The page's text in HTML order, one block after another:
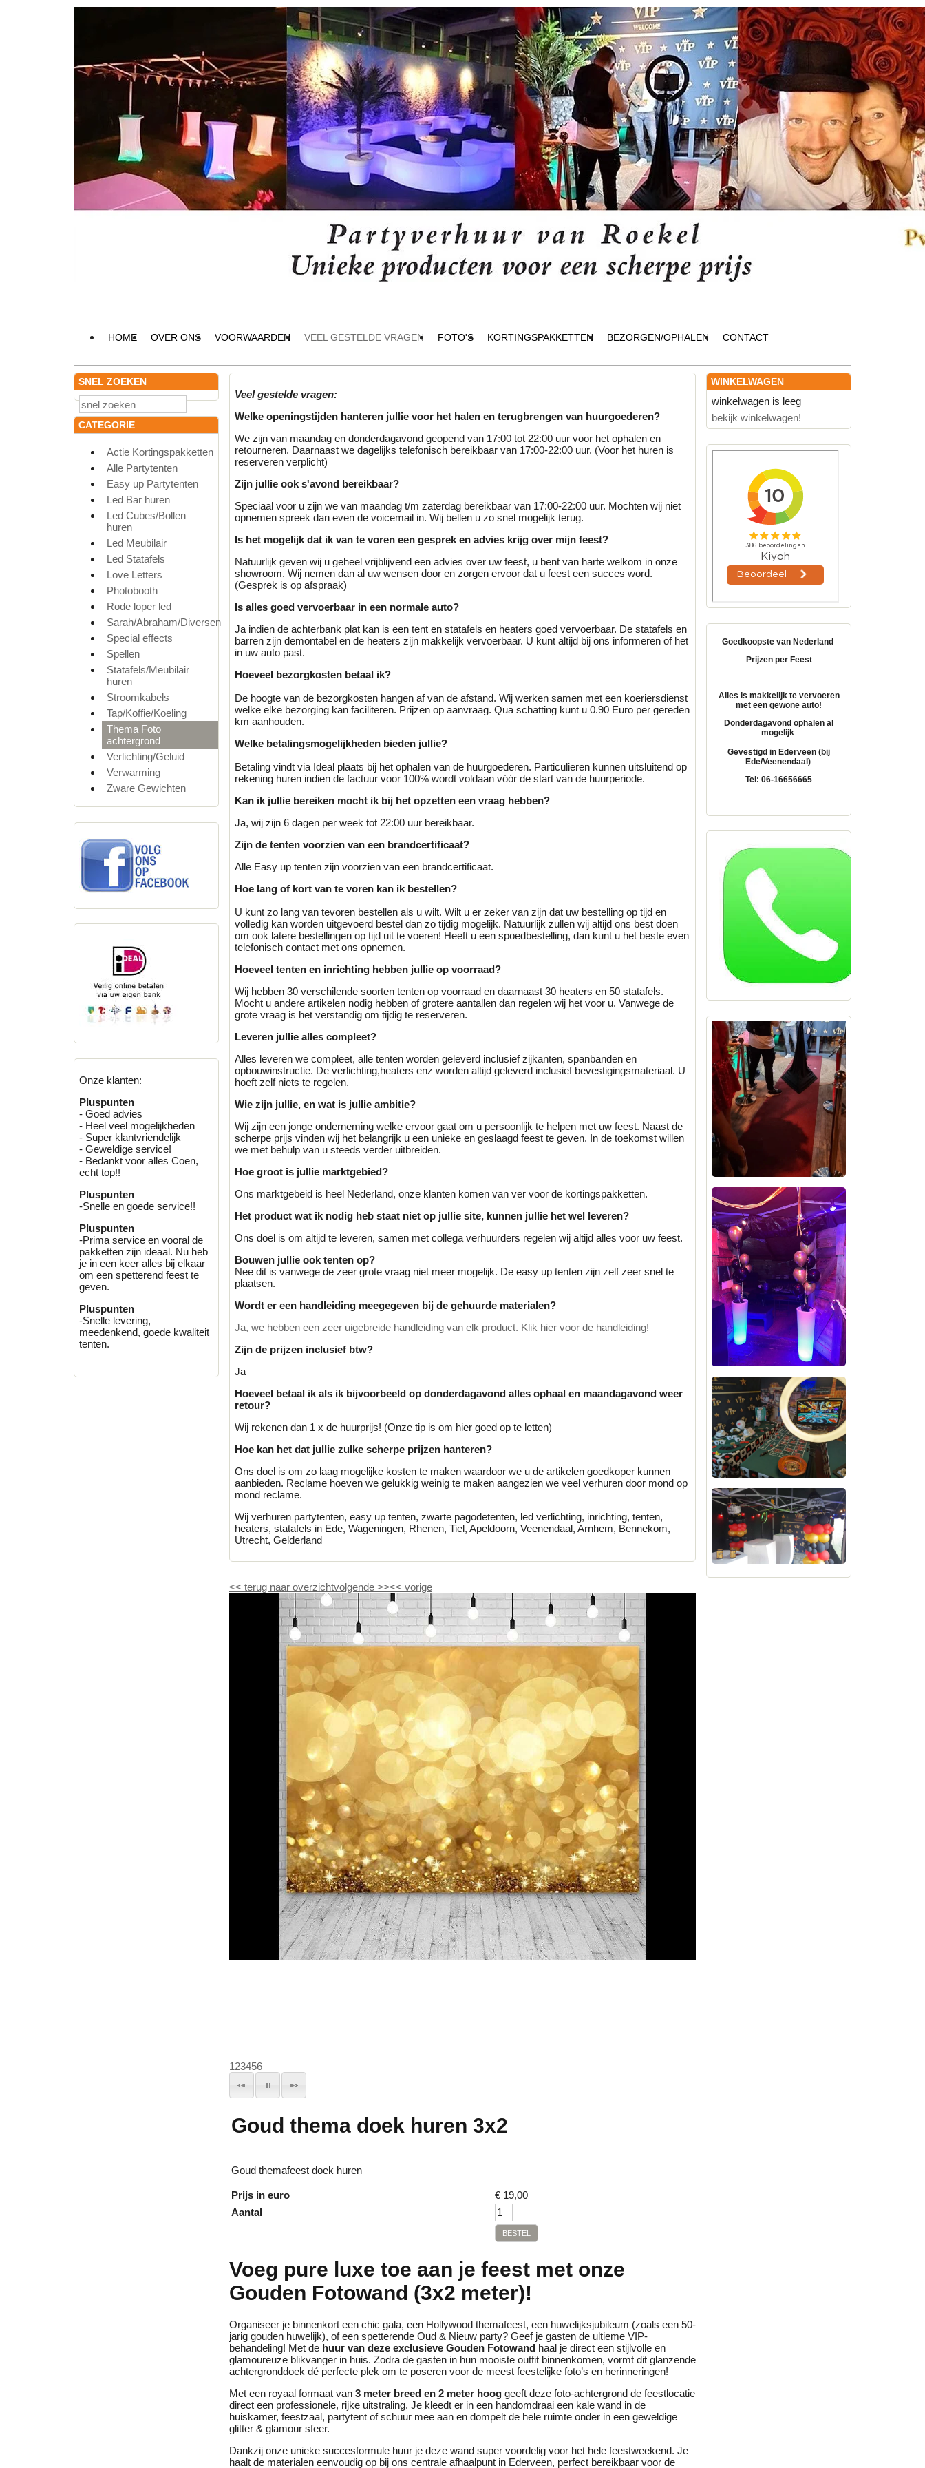
HOME OVER ONS VOORWAARDEN VEEL GESTELDE VRAGEN FOTO'S KORTINGSPAKKETTEN BEZORGEN/OPHALEN CONTACT
SNEL ZOEKEN
CATEGORIE
Actie Kortingspakketten
Alle Partytenten
Easy up Partytenten
Led Bar huren
Led Cubes/Bollen
huren
Led Meubilair
Led Statafels
Love Letters
Photobooth
Rode loper led
Sarah/Abraham/Diversen
Special effects
Spellen
Statafels/Meubilair
huren
Stroomkabels
Tap/Koffie/Koeling
Thema Foto
achtergrond
Verlichting/Geluid
Verwarming
Zware Gewichten
Onze klanten:
Pluspunten
- Goed advies
- Heel veel mogelijkheden
- Super klantvriendelijk
- Geweldige service!
- Bedankt voor alles Coen,
echt top!!
Pluspunten
-Snelle en goede service!!
Pluspunten
-Prima service en vooral de
pakketten zijn ideaal. Nu heb
je in een keer alles bij elkaar
om een spetterend feest te
geven.
Pluspunten
-Snelle levering,
meedenkend, goede kwaliteit
tenten.
Veel gestelde vragen:
Welke openingstijden hanteren jullie voor het halen en terugbrengen van huurgoederen?
We zijn van maandag en donderdagavond geopend van 17:00 tot 22:00 uur voor het ophalen en
retourneren. Daarnaast we dagelijks telefonisch bereikbaar van 17:00-22:00 uur. (Voor het huren is
reserveren verplicht)
Zijn jullie ook s'avond bereikbaar?
Speciaal voor u zijn we van maandag t/m zaterdag bereikbaar van 17:00-22:00 uur. Mochten wij niet
opnemen spreek dan even de voicemail in. Wij bellen u zo snel mogelijk terug.
Is het mogelijk dat ik van te voren een gesprek en advies krijg over mijn feest?
Natuurlijk geven wij u geheel vrijblijvend een advies over uw feest, u bent van harte welkom in onze
showroom. Wij nemen dan al uw wensen door en zorgen ervoor dat u feest een succes word.
(Gesprek is op afspraak)
Is alles goed vervoerbaar in een normale auto?
Ja indien de achterbank plat kan is een tent en statafels en heaters goed vervoerbaar. De statafels en
barren zijn demontabel en de heaters zijn makkelijk vervoerbaar. U kunt altijd bij ons informeren of het
in uw auto past.
Hoeveel bezorgkosten betaal ik?
De hoogte van de bezorgkosten hangen af van de afstand. Wij werken samen met een koeriersdienst
welke elke bezorging kan faciliteren. Prijzen op aanvraag. Qua schatting kunt u 0.90 Euro per gereden
km aanhouden.
Welke betalingsmogelijkheden bieden jullie?
Betaling vindt via Ideal plaats bij het ophalen van de huurgoederen. Particulieren kunnen uitsluitend op
rekening huren indien de factuur voor 100% wordt voldaan vóór de start van de huurperiode.
Kan ik jullie bereiken mocht ik bij het opzetten een vraag hebben?
Ja, wij zijn 6 dagen per week tot 22:00 uur bereikbaar.
Zijn de tenten voorzien van een brandcertificaat?
Alle Easy up tenten zijn voorzien van een brandcertificaat.
Hoe lang of kort van te voren kan ik bestellen?
U kunt zo lang van tevoren bestellen als u wilt. Wilt u er zeker van zijn dat uw bestelling op tijd en
volledig kan worden uitgevoerd bestel dan zo tijdig mogelijk. Natuurlijk zullen wij altijd ons best doen
om ook latere bestellingen op tijd uit te voeren! Heeft u een spoedbestelling, dan kunt u het beste even
telefonisch contact met ons opnemen.
Hoeveel tenten en inrichting hebben jullie op voorraad?
Wij hebben 30 verschilende soorten tenten op voorraad en daarnaast 30 heaters en 50 statafels.
Mocht u andere artikelen nodig hebben of grotere aantallen dan regelen wij het voor u. Vanwege de
grote vraag is het verstandig om tijdig te reserveren.
Leveren jullie alles compleet?
Alles leveren we compleet, alle tenten worden geleverd inclusief zijkanten, spanbanden en
opbouwinstructie. De verlichting,heaters enz worden altijd geleverd inclusief bevestigingsmateriaal. U
hoeft zelf niets te regelen.
Wie zijn jullie, en wat is jullie ambitie?
Wij zijn een jonge onderneming welke ervoor gaat om u persoonlijk te helpen met uw feest. Naast de
scherpe prijs vinden wij het belangrijk u een unieke en geslaagd feest te geven. In de toekomst willen
we met behulp van u steeds verder uitbreiden.
Hoe groot is jullie marktgebied?
Ons marktgebeid is heel Nederland, onze klanten komen van ver voor de kortingspakketten.
Het product wat ik nodig heb staat niet op jullie site, kunnen jullie het wel leveren?
Ons doel is om altijd te leveren, samen met collega verhuurders regelen wij altijd alles voor uw feest.
Bouwen jullie ook tenten op?
Nee dit is vanwege de zeer grote vraag niet meer mogelijk. De easy up tenten zijn zelf zeer snel te
plaatsen.
Wordt er een handleiding meegegeven bij de gehuurde materialen?
Ja, we hebben een zeer uigebreide handleiding van elk product. Klik hier voor de handleiding!
Zijn de prijzen inclusief btw?
Ja
Hoeveel betaal ik als ik bijvoorbeeld op donderdagavond alles ophaal en maandagavond weer
retour?
Wij rekenen dan 1 x de huurprijs! (Onze tip is om hier goed op te letten)
Hoe kan het dat jullie zulke scherpe prijzen hanteren?
Ons doel is om zo laag mogelijke kosten te maken waardoor we u de artikelen goedkoper kunnen
aanbieden. Reclame hoeven we gelukkig weinig te maken aangezien we veel verhuren door mond op
mond reclame.
Wij verhuren partytenten, easy up tenten, zwarte pagodetenten, led verlichting, inrichting, tenten,
heaters, statafels in Ede, Wageningen, Rhenen, Tiel, Apeldoorn, Veenendaal, Arnhem, Bennekom,
Utrecht, Gelderland
<< terug naar overzichtvolgende >><< vorige
123456
Goud thema doek huren 3x2
Goud themafeest doek huren
Prijs in euro € 19,00
Aantal
BESTEL
Voeg pure luxe toe aan je feest met onze
Gouden Fotowand (3x2 meter)!
Organiseer je binnenkort een chic gala, een Hollywood themafeest, een huwelijksjubileum (zoals een 50-
jarig gouden huwelijk), of een spetterende Oud & Nieuw party? Geef je gasten de ultieme VIP-
behandeling! Met de huur van deze exclusieve Gouden Fotowand haal je direct een stijlvolle en
glamoureuze blikvanger in huis. Zodra de gasten in hun mooiste outfit binnenkomen, vormt dit glanzende
achtergronddoek dé perfecte plek om te poseren voor de meest feestelijke foto’s en herinneringen!
Met een royaal formaat van 3 meter breed en 2 meter hoog geeft deze foto-achtergrond de feestlocatie
direct een professionele, rijke uitstraling. Je kleedt er in een handomdraai een kale wand in de
huiskamer, feestzaal, partytent of schuur mee aan en dompelt de hele ruimte onder in een geweldige
glitter & glamour sfeer.
Dankzij onze unieke succesformule huur je deze wand super voordelig voor het hele feestweekend. Je
haalt de materialen eenvoudig op bij ons centrale afhaalpunt in Ederveen, perfect bereikbaar voor de
WINKELWAGEN
winkelwagen is leeg
bekijk winkelwagen!
Goedkoopste van Nederland
Prijzen per Feest
Alles is makkelijk te vervoeren
met een gewone auto!
Donderdagavond ophalen al
mogelijk
Gevestigd in Ederveen (bij
Ede/Veenendaal)
Tel: 06-16656665